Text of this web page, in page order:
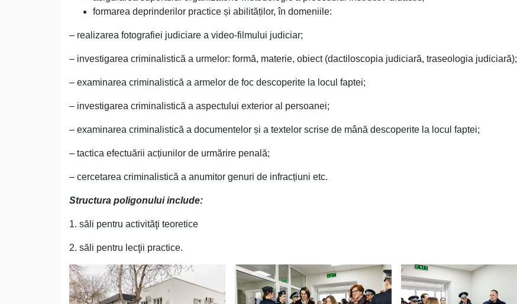
formarea deprinderilor practice și abilităților, în domeniile:
– realizarea fotografiei judiciare a video-filmului judiciar;
– investigarea criminalistică a urmelor: formă, materie, obiect (dactiloscopia judiciară, traseologia judiciară);
– examinarea criminalistică a armelor de foc descoperite la locul faptei;
– investigarea criminalistică a aspectului exterior al persoanei;
– examinarea criminalistică a documentelor și a textelor scrise de mână descoperite la locul faptei;
– tactica efectuării acțiunilor de urmărire penală;
– cercetarea criminalistică a anumitor genuri de infracțiuni etc.
Structura poligonului include:
1. săli pentru activităţi teoretice
2. săli pentru lecţii practice.